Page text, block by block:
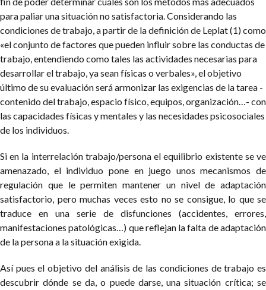
para paliar una situación no satisfactoria. Considerando las
condiciones de trabajo, a partir de la definición de Leplat (1) como
«el conjunto de factores que pueden influir sobre las conductas de
trabajo, entendiendo como tales las actividades necesarias para
desarrollar el trabajo, ya sean físicas o verbales», el objetivo
último de su evaluación será armonizar las exigencias de la tarea -
contenido del trabajo, espacio físico, equipos, organización…- con
las capacidades físicas y mentales y las necesidades psicosociales
de los individuos.
Si en la interrelación trabajo/persona el equilibrio existente se ve
amenazado, el individuo pone en juego unos mecanismos de
regulación que le permiten mantener un nivel de adaptación
satisfactorio, pero muchas veces esto no se consigue, lo que se
traduce en una serie de disfunciones (accidentes, errores,
manifestaciones patológicas…) que reflejan la falta de adaptación
de la persona a la situación exigida.
Así pues el objetivo del análisis de las condiciones de trabajo es
descubrir dónde se da, o puede darse, una situación crítica; se